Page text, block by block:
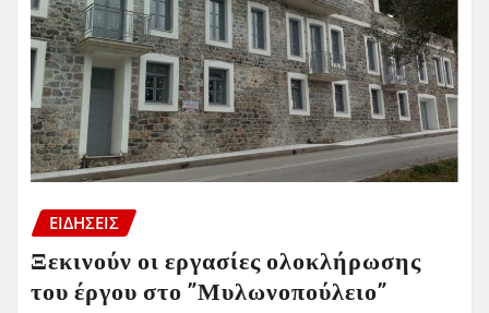
ΕΙΔΗΣΕΙΣ
Ξεκινούν οι εργασίες ολοκλήρωσης
του έργου στο ”Μυλωνοπούλειο”